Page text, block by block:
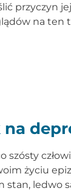
przyczyn
na ten
szósty
życiu
stan, ledwo